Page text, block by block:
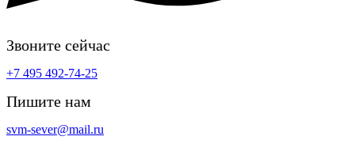
Звоните сейчас
+7 495 492-74-25
Пишите нам
svm-sever@mail.ru